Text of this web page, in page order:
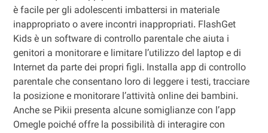
è facile per gli adolescenti imbattersi in materiale
inappropriato o avere incontri inappropriati. FlashGet
Kids è un software di controllo parentale che aiuta i
genitori a monitorare e limitare l’utilizzo del laptop e di
Internet da parte dei propri figli. Installa app di controllo
parentale che consentano loro di leggere i testi, tracciare
la posizione e monitorare l’attività online dei bambini.
Anche se Pikii presenta alcune somiglianze con l’app
Omegle poiché offre la possibilità di interagire con